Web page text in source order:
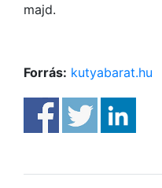
majd.
Forrás: kutyabarat.hu